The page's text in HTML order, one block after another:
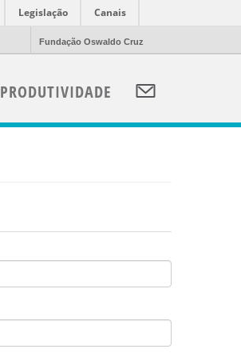
Legislação Canais
Fundação Oswaldo Cruz
PRODUTIVIDADE